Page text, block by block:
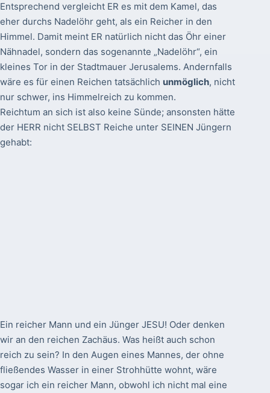
Entsprechend vergleicht ER es mit dem Kamel, das
eher durchs Nadelöhr geht, als ein Reicher in den
Himmel. Damit meint ER natürlich nicht das Öhr einer
Nähnadel, sondern das sogenannte „Nadelöhr“, ein
kleines Tor in der Stadtmauer Jerusalems. Andernfalls
wäre es für einen Reichen tatsächlich unmöglich, nicht
nur schwer, ins Himmelreich zu kommen.
Reichtum an sich ist also keine Sünde; ansonsten hätte
der HERR nicht SELBST Reiche unter SEINEN Jüngern
gehabt:
Ein reicher Mann und ein Jünger JESU! Oder denken
wir an den reichen Zachäus. Was heißt auch schon
reich zu sein? In den Augen eines Mannes, der ohne
fließendes Wasser in einer Strohhütte wohnt, wäre
sogar ich ein reicher Mann, obwohl ich nicht mal eine